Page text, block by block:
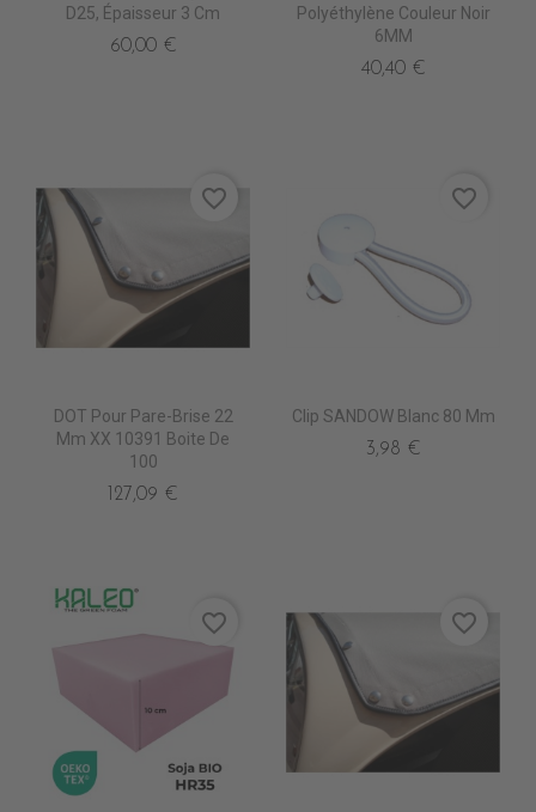
D25, Épaisseur 3 Cm
60,00 €
Polyéthylène Couleur Noir
6MM
40,40 €
DOT Pour Pare-Brise 22
Mm XX 10391 Boite De
100
127,09 €
favorite_border
Clip SANDOW Blanc 80 Mm
3,98 €
favorite_border
favorite_border favorite_border